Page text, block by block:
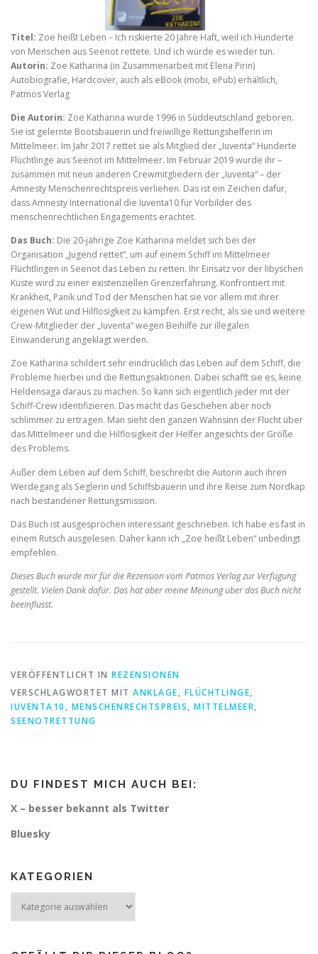
Titel: Zoe heißt Leben – Ich riskierte 20 Jahre Haft, weil ich Hunderte
von Menschen aus Seenot rettete. Und ich würde es wieder tun.
Autorin: Zoe Katharina (in Zusammenarbeit mit Elena Pirin)
Autobiografie, Hardcover, auch als eBook (mobi, ePub) erhältlich,
Patmos Verlag
Die Autorin: Zoe Katharina wurde 1996 in Süddeutschland geboren.
Sie ist gelernte Bootsbauerin und freiwillige Rettungshelferin im
Mittelmeer. Im Jahr 2017 rettet sie als Mitglied der „Iuventa“ Hunderte
Flüchtlinge aus Seenot im Mittelmeer. Im Februar 2019 wurde ihr –
zusammen mit neun anderen Crewmitgliedern der „Iuventa“ – der
Amnesty Menschenrechtspreis verliehen. Das ist ein Zeichen dafür,
dass Amnesty International die Iuventa10 für Vorbilder des
menschenrechtlichen Engagements erachtet.
Das Buch: Die 20-jährige Zoe Katharina meldet sich bei der
Organisation „Jugend rettet“, um auf einem Schiff im Mittelmeer
Flüchtlingen in Seenot das Leben zu retten. Ihr Einsatz vor der libyschen
Küste wird zu einer existenziellen Grenzerfahrung. Konfrontiert mit
Krankheit, Panik und Tod der Menschen hat sie vor allem mit ihrer
eigenen Wut und Hilflosigkeit zu kämpfen. Erst recht, als sie und weitere
Crew-Mitglieder der „Iuventa“ wegen Beihilfe zur illegalen
Einwanderung angeklagt werden.
Zoe Katharina schildert sehr eindrücklich das Leben auf dem Schiff, die
Probleme hierbei und die Rettungsaktionen. Dabei schafft sie es, keine
Heldensaga daraus zu machen. So kann sich eigentlich jeder mit der
Schiff-Crew identifizieren. Das macht das Geschehen aber noch
schlimmer zu ertragen. Man sieht den ganzen Wahnsinn der Flucht über
das Mittelmeer und die Hilflosigkeit der Helfer angesichts der Größe
des Problems.
Außer dem Leben auf dem Schiff, beschreibt die Autorin auch ihren
Werdegang als Seglerin und Schiffsbauerin und ihre Reise zum Nordkap
nach bestandener Rettungsmission.
Das Buch ist ausgesprochen interessant geschrieben. Ich habe es fast in
einem Rutsch ausgelesen. Daher kann ich „Zoe heißt Leben“ unbedingt
empfehlen.
Dieses Buch wurde mir für die Rezension vom Patmos Verlag zur Verfügung
gestellt. Vielen Dank dafür. Das hat aber meine Meinung über das Buch nicht
beeinflusst.
VERÖFFENTLICHT IN REZENSIONEN
VERSCHLAGWORTET MIT ANKLAGE, FLÜCHTLINGE,
IUVENTA10 , MENSCHENRECHTSPREIS, MITTELMEER,
SEENOTRETTUNG
DU FINDEST MICH AUCH BEI:
X – besser bekannt als Twitter
Bluesky
KATEGORIEN